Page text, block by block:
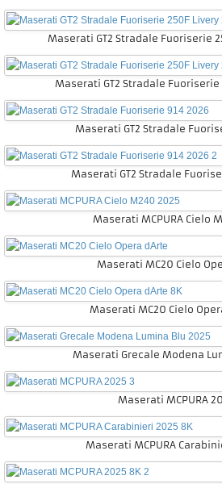
Maserati GT2 Stradale Fuoriserie
Maserati GT2 Stradale Fuoriserie
Maserati GT2 Stradale
Maserati GT2 Stradale
Maserati MCPURA Cielo
Maserati MC20 Cielo
Maserati MC20 Cielo
Maserati Grecale Modena
Maserati MCPURA
Maserati MCPURA